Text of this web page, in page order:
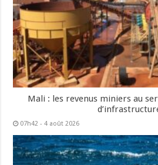
Mali : les revenus miniers au
07h42 - 4 août 2026